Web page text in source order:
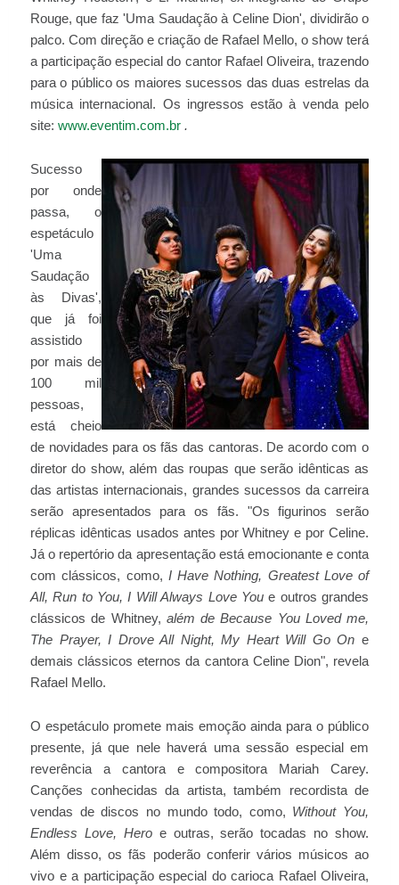
Rouge, que faz 'Uma Saudação à Celine Dion', dividirão o
palco. Com direção e criação de Rafael Mello, o show terá
a participação especial do cantor Rafael Oliveira, trazendo
para o público os maiores sucessos das duas estrelas da
música internacional. Os ingressos estão à venda pelo
site: www.eventim.com.br .
Sucesso
por onde
passa, o
espetáculo
'Uma
Saudação
às Divas',
que já foi
assistido
por mais de
100 mil
pessoas,
está cheio
de novidades para os fãs das cantoras. De acordo com o
diretor do show, além das roupas que serão idênticas as
das artistas internacionais, grandes sucessos da carreira
serão apresentados para os fãs. "Os figurinos serão
réplicas idênticas usados antes por Whitney e por Celine.
Já o repertório da apresentação está emocionante e conta
com clássicos, como, I Have Nothing, Greatest Love of
All, Run to You, I Will Always Love Youe outros grandes
clássicos de Whitney, além de Because You Loved me,
The Prayer, I Drove All Night, My Heart Will Go On e
demais clássicos eternos da cantora Celine Dion", revela
Rafael Mello.
O espetáculo promete mais emoção ainda para o público
presente, já que nele haverá uma sessão especial em
reverência a cantora e compositora Mariah Carey.
Canções conhecidas da artista, também recordista de
vendas de discos no mundo todo, como, Without You,
Endless Love, Heroe outras, serão tocadas no show.
Além disso, os fãs poderão conferir vários músicos ao
vivo e a participação especial do carioca Rafael Oliveira,